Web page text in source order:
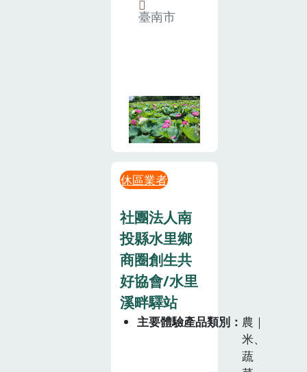
臺南市
休區業者
社團法人南
投縣水里鄉
商圈創生共
好協會/水里
溪畔驛站
主要體驗產品類別
農｜
米、
蔬